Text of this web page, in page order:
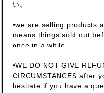
い。
•we are selling products
means things sold out
once in a while.
•WE DO NOT GIVE
CIRCUMSTANCES after
hesitate if you have a